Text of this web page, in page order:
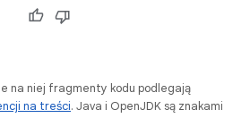
na niej fragmenty kodu podlegają
na treści. Java i OpenJDK są znakami